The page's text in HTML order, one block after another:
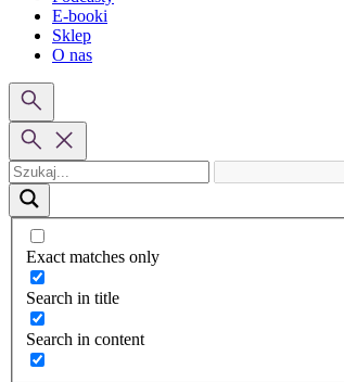
E-booki
Sklep
O nas
Exact matches only
Search in title
Search in content